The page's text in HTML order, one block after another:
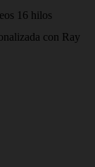
16 hilos
con Ray